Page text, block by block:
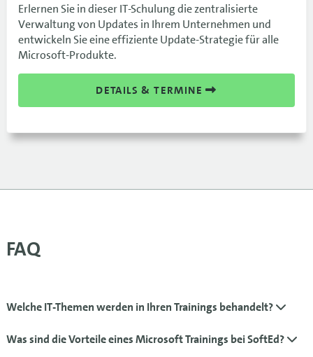
Erlernen Sie in dieser IT-Schulung die zentralisierte
Verwaltung von Updates in Ihrem Unternehmen und
entwickeln Sie eine effiziente Update-Strategie für alle
Microsoft-Produkte.
DETAILS & TERMINE
FAQ
Welche IT-Themen werden in Ihren Trainings behandelt?
Was sind die Vorteile eines Microsoft Trainings bei SoftEd?